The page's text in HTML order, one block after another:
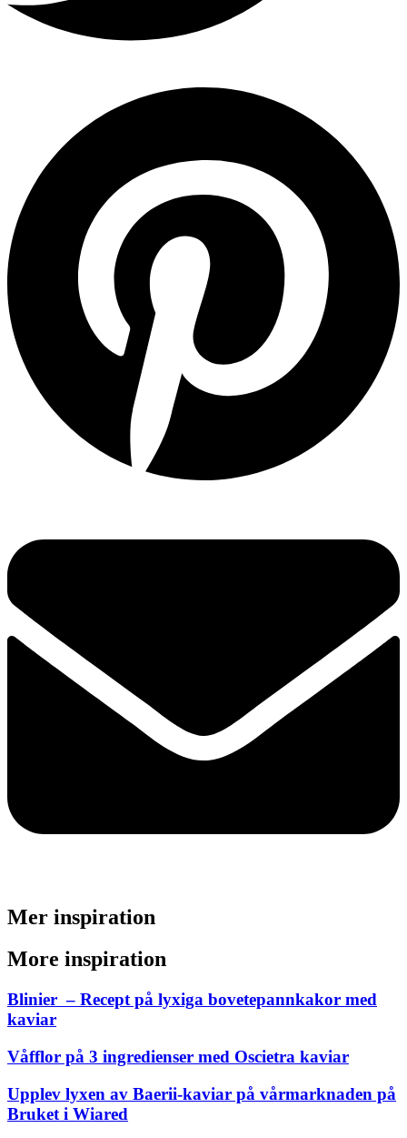
Mer inspiration
More inspiration
Blinier – Recept på lyxiga bovetepannkakor med
kaviar
Våfflor på 3 ingredienser med Oscietra kaviar
Upplev lyxen av Baerii-kaviar på vårmarknaden på
Bruket i Wiared